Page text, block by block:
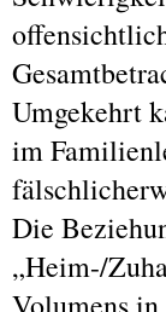
Umgekehrt
im
Die
„Heim-/